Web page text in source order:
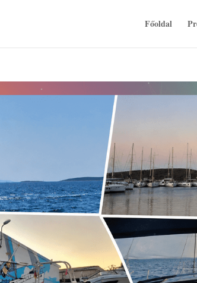
Főoldal